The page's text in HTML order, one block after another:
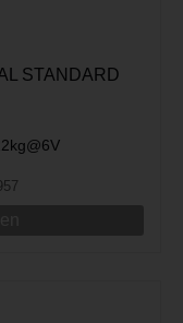
STANDARD